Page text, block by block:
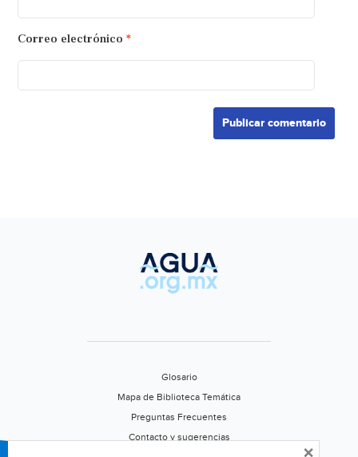
Correo electrónico *
Glosario
Mapa de Biblioteca Temática
Preguntas Frecuentes
Contacto y sugerencias